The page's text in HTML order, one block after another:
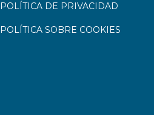
POLÍTICA DE PRIVACIDAD
POLÍTICA SOBRE COOKIES